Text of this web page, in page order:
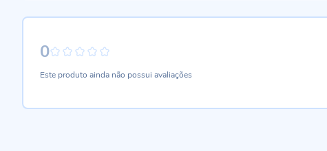
0
Este produto ainda não possui avaliações